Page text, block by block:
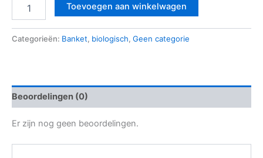
Toevoegen aan winkelwagen
Categorieën: Banket, biologisch, Geen categorie
Beoordelingen (0)
Er zijn nog geen beoordelingen.